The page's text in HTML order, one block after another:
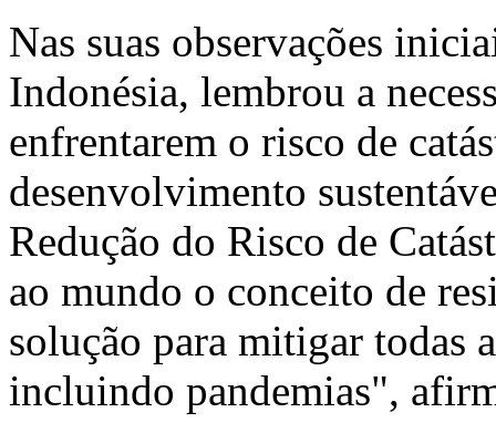
Nas suas observações
Indonésia, lembrou a
enfrentarem o risco de
desenvolvimento
Redução do Risco de
ao mundo o conceito de
solução para mitigar todas
incluindo pandemias",